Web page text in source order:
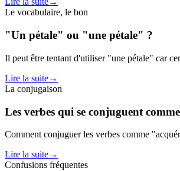
Le vocabulaire, le bon
"Un pétale" ou "une pétale" ?
Il peut être tentant d'utiliser "une pétale" car
Lire la suite→
La conjugaison
Les verbes qui se conjuguent
Comment conjuguer les verbes comme
Lire la suite→
Confusions fréquentes